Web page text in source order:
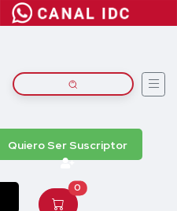
Quiero Ser Suscriptor
0